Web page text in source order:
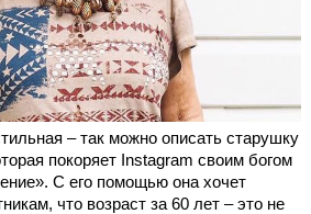
– так можно описать старушку
покоряет Instagram своим богом
С его помощью она хочет
что возраст за 60 лет – это не